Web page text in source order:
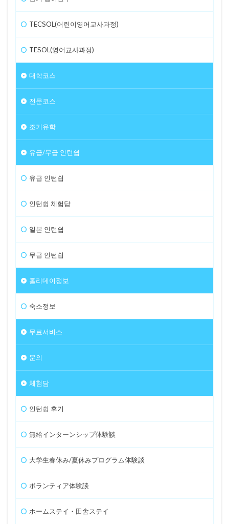
TECSOL(어린이영어교사과정)
TESOL(영어교사과정)
대학코스
전문코스
조기유학
유급/무급 인턴쉽
유급 인턴쉽
인턴쉽 체험담
일본 인턴쉽
무급 인턴쉽
홀리데이정보
숙소정보
무료서비스
문의
체험담
인턴쉽 후기
無給インターンシップ体験談
大学生春休み/夏休みプログラム体験談
ボランティア体験談
ホームステイ・田舎ステイ